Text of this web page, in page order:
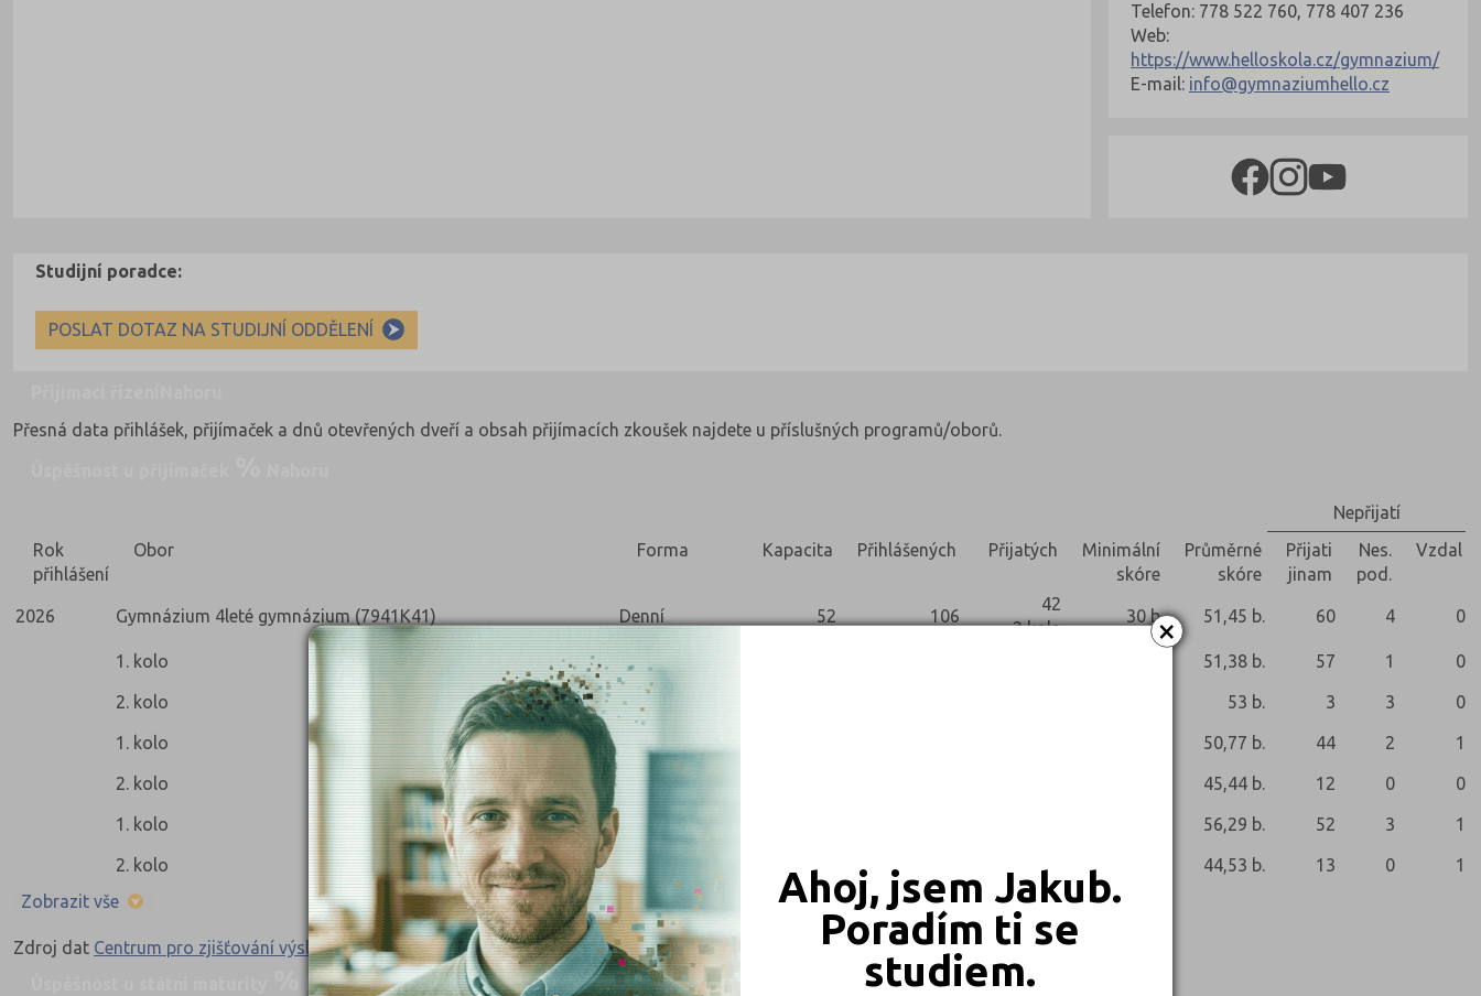
×
Ahoj, jsem Jakub.
Poradím ti se
studiem.
Telefon: 778 522 760, 778 407 236
Web:
https://www.helloskola.cz/gymnazium/
E-mail: info@gymnaziumhello.cz
Studijní poradce:
POSLAT DOTAZ NA STUDIJNÍ ODDĚLENÍ
Přesná data přihlášek, přijímaček a dnů otevřených dveří a obsah přijímacích zkoušek najdete u příslušných programů/oborů.
Nepřijatí
Rok
přihlášení
Obor Forma Kapacita Přihlášených Přijatých
Minimální
skóre
Průměrné
skóre
Přijati
jinam
Nes.
pod.
Vzdal
2026 Gymnázium 4leté gymnázium (7941K41) Denní 52 106
42
2 kola
30 b. 51,45 b. 60 4 0
1. kolo 51,38 b. 57 1 0
2. kolo 53 b. 3 3 0
1. kolo 50,77 b. 44 2 1
2. kolo 45,44 b. 12 0 0
1. kolo 56,29 b. 52 3 1
2. kolo 44,53 b. 13 0
1
Zobrazit vše
Zdroj dat Centrum pro zjišťování výsledků vzdělávání
Nahoru